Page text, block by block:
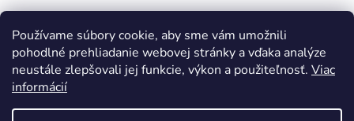
Používame súbory cookie, aby sme vám umožnili
pohodlné prehliadanie webovej stránky a vďaka analýze
neustále zlepšovali jej funkcie, výkon a použiteľnosť. Viac
informácií
Vytvoril Shoptet
Copyright 2026